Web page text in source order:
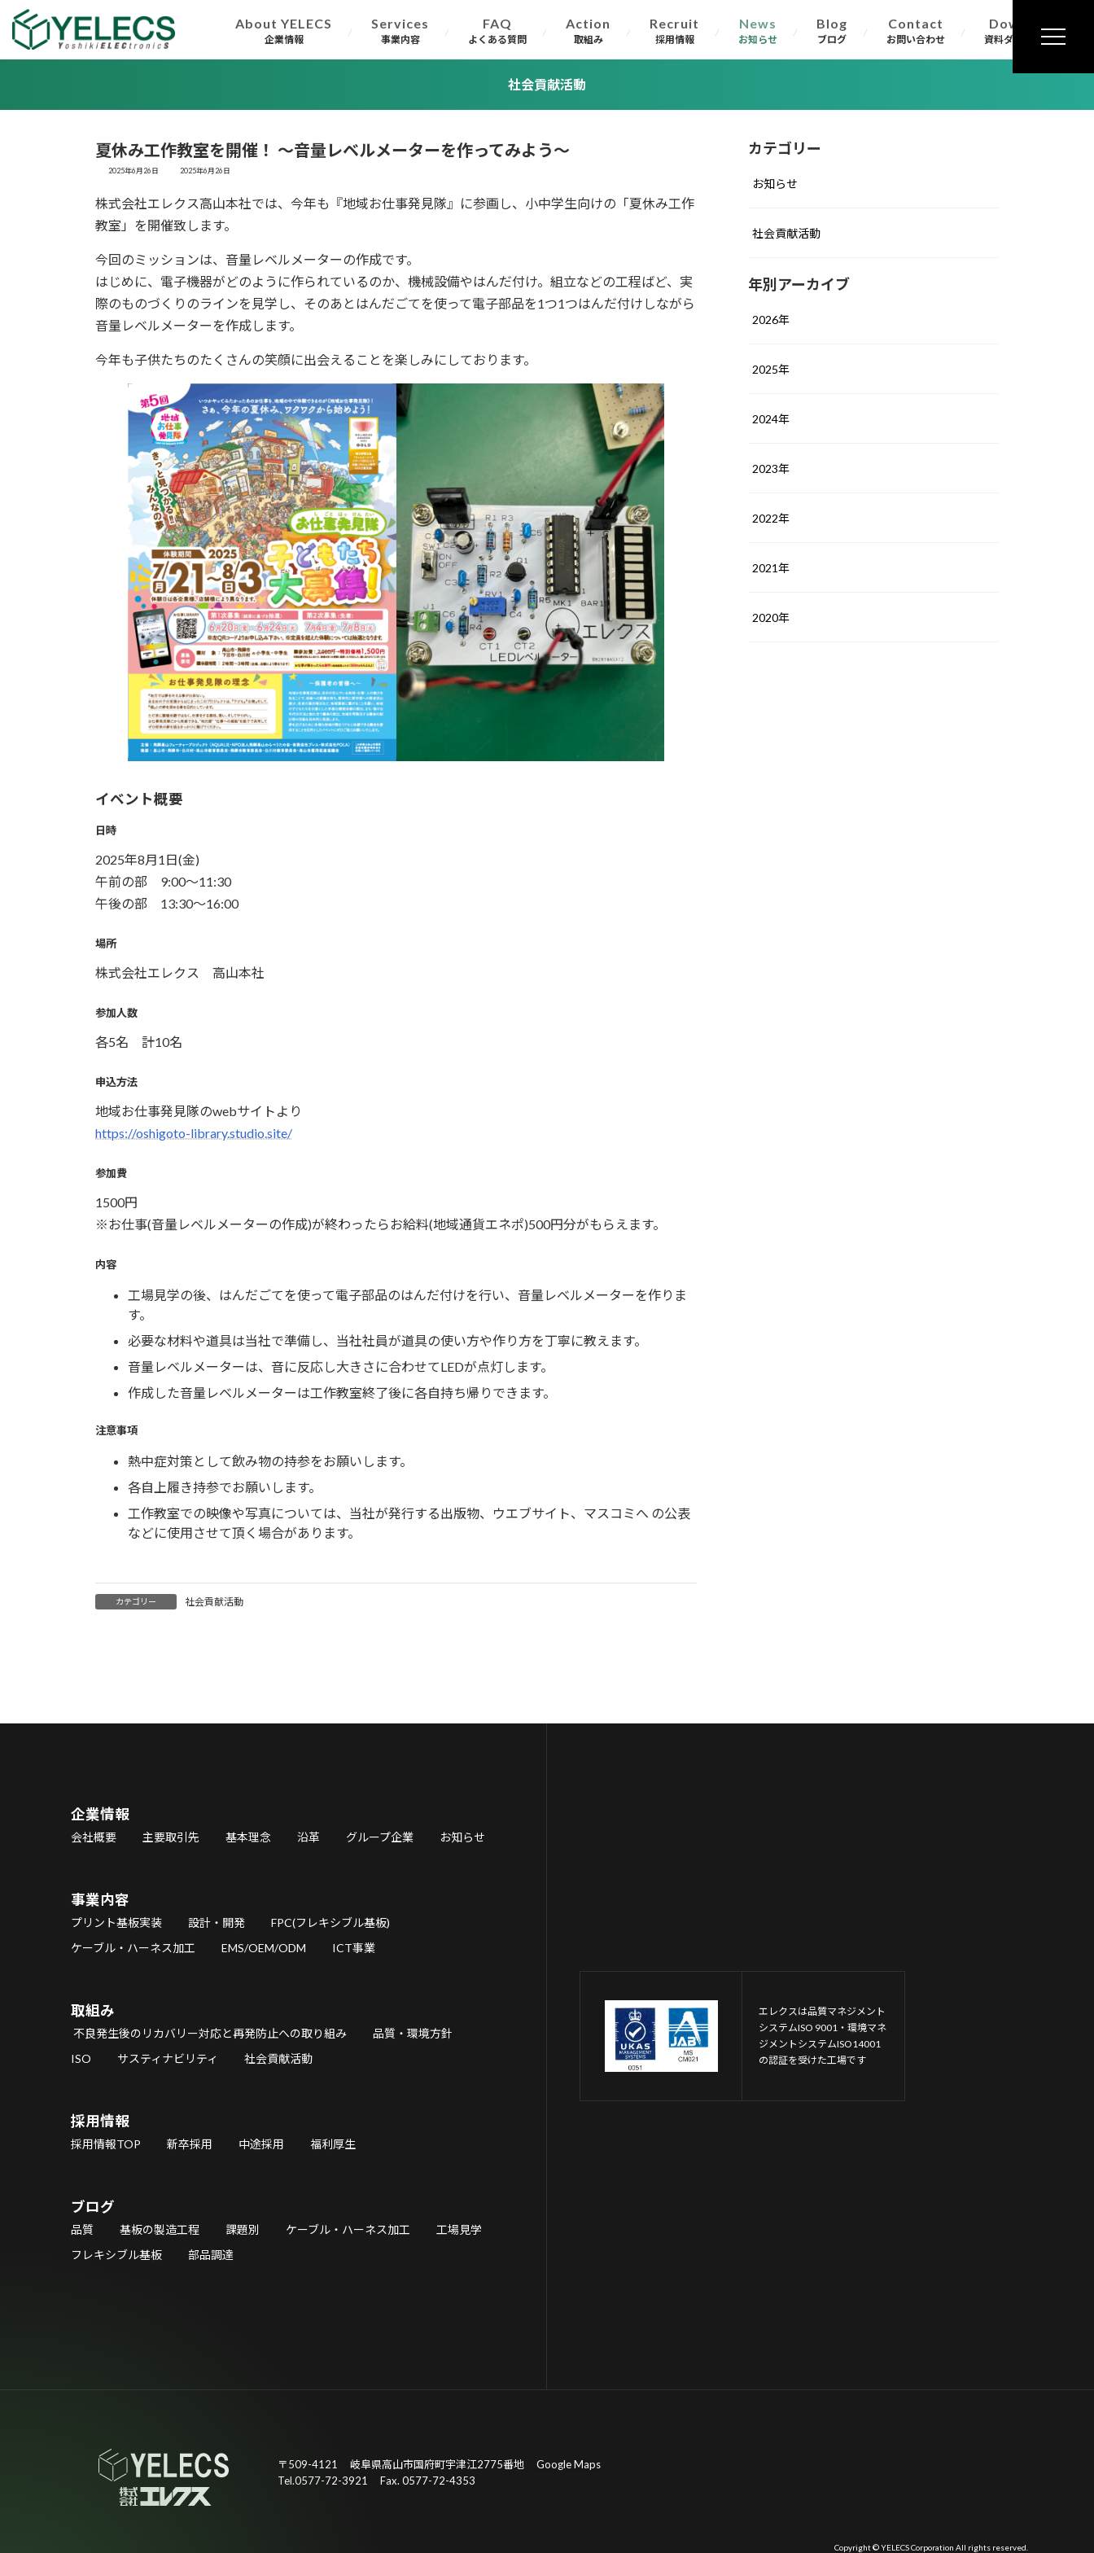
へ
ョ
企業情報
About YELECS
事業内容
Services
よくある質問
FAQ
取組み
Action
採用情報
Recruit
お知らせ
News
ブログ
Blog
お問い合わせ
Contact
資料ダウンロード
Download
社会貢献活動
夏休み工作教室を開催！ ～音量レベルメーターを作ってみよう～
2025年6月26日
最
新
日
時
:
2025年6月26日
株式会社エレクス高山本社では、今年も『地域お仕事発見隊』に参画し、小中学生向けの「夏休み工作
教室」を開催致します。
今回のミッションは、音量レベルメーターの作成です。
はじめに、電子機器がどのように作られているのか、機械設備やはんだ付け。組立などの工程ばど、実
際のものづくりのラインを見学し、そのあとはんだごてを使って電子部品を1つ1つはんだ付けしながら
音量レベルメーターを作成します。
今年も子供たちのたくさんの笑顔に出会えることを楽しみにしております。
イベント概要
日時
2025年8月1日(金)
午前の部 9:00～11:30
午後の部 13:30～16:00
場所
株式会社エレクス 高山本社
参加人数
各5名 計10名
申込方法
地域お仕事発見隊のwebサイトより
https://oshigoto-library.studio.site/
参加費
1500円
※お仕事(音量レベルメーターの作成)が終わったらお給料(地域通貨エネポ)500円分がもらえます。
内容
工場見学の後、はんだごてを使って電子部品のはんだ付けを行い、音量レベルメーターを作りま
す。
必要な材料や道具は当社で準備し、当社社員が道具の使い方や作り方を丁寧に教えます。
音量レベルメーターは、音に反応し大きさに合わせてLEDが点灯します。
作成した音量レベルメーターは工作教室終了後に各自持ち帰りできます。
注意事項
熱中症対策として飲み物の持参をお願いします。
各自上履き持参でお願いします。
工作教室での映像や写真については、当社が発行する出版物、ウエブサイト、マスコミへ の公表
などに使用させて頂く場合があります。
カテゴリー 社会貢献活動
カテゴリー
お知らせ
社会貢献活動
年別アーカイブ
2026年
2025年
2024年
2023年
2022年
2021年
2020年
企業情報
会社概要 主要取引先 基本理念 沿革 グループ企業 お知らせ
事業内容
プリント基板実装 設計・開発
FPC(フレキシブル基板)
ケーブル・ハーネス加工
EMS/OEM/ODM ICT事業
取組み
不良発生後のリカバリー対応と再発防止への取り組み
品質・環境方針
ISO
サスティナビリティ 社会貢献活動
採用情報
採用情報TOP 新卒採用 中途採用 福利厚生
ブログ
品質 基板の製造工程 課題別 ケーブル・ハーネス加工
工場見学
フレキシブル基板
部品調達
エレクスは品質マネジメント
システムISO 9001・環境マネ
ジメントシステムISO14001
の認証を受けた工場です
〒509-4121 岐阜県高山市国府町宇津江2775番地
Google Maps
Tel.0577-72-3921
Fax. 0577-72-4353
Copyright © YELECS Corporation All rights reserved.